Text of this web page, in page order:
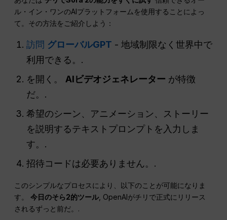
ル・イン・ワンのAIプラットフォームを使用することによっ
て。その方法をご紹介しよう：
訪問 グローバルGPT - 地域制限なく世界中で
利用できる。.
を開く。 AIビデオジェネレーター が特徴
だ。.
希望のシーン、アニメーション、ストーリー
を説明するテキストプロンプトを入力しま
す。.
招待コードは必要ありません。.
このシンプルなプロセスにより、以下のことが可能になりま
す。今日のそら2的ツール, OpenAIがチリで正式にリリース
されるずっと前だ。.